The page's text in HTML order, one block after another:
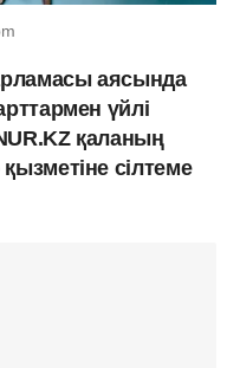
аясында
үйлі
қаланың
сілтеме